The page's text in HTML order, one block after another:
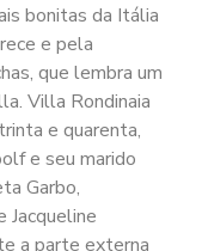
bonitas da Itália
e pela
que lembra um
Villa Rondinaia
e quarenta,
e seu marido
Garbo,
Jacqueline
a parte externa